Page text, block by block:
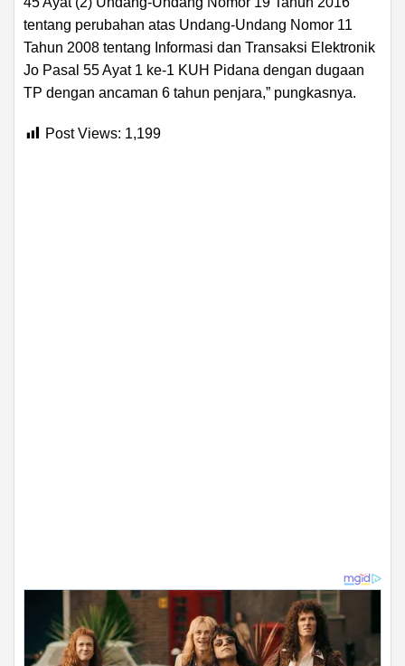
tentang perubahan atas Undang-Undang Nomor 11
Tahun 2008 tentang Informasi dan Transaksi Elektronik
Jo Pasal 55 Ayat 1 ke-1 KUH Pidana dengan dugaan
TP dengan ancaman 6 tahun penjara,” pungkasnya.
Post Views: 1,199